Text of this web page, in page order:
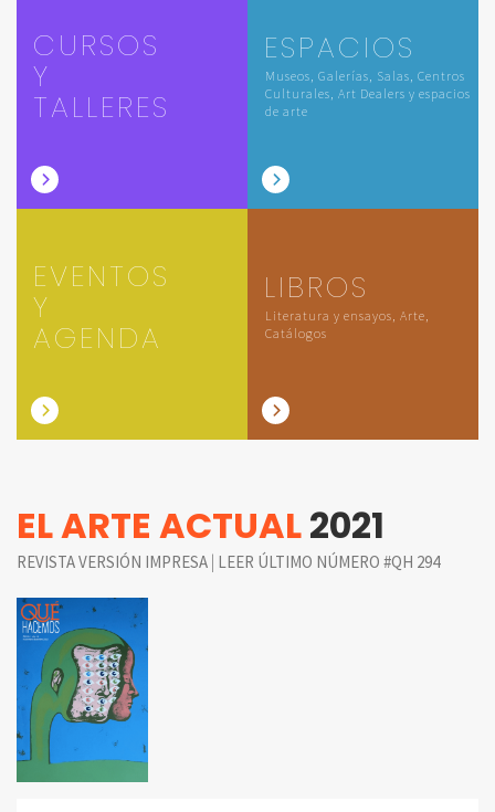
CURSOS
Y
TALLERES
ESPACIOS
Museos, Galerías, Salas, Centros
Culturales, Art Dealers y espacios
de arte
EVENTOS
Y
AGENDA
LIBROS
Literatura y ensayos, Arte,
Catálogos
EL ARTE ACTUAL2021
REVISTA VERSIÓN IMPRESA | LEER ÚLTIMO NÚMERO #QH 294